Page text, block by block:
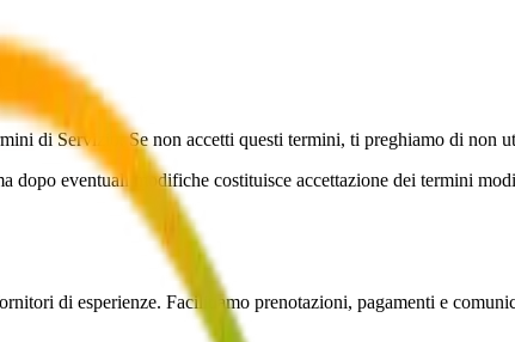
di Servizio. Se non accetti questi termini, ti preghiamo di non
eventuali modifiche costituisce accettazione dei termini
di esperienze. Facilitiamo prenotazioni, pagamenti e